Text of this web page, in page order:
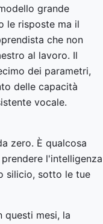
grande
le risposte ma il
che non
al lavoro. Il
dei parametri,
delle capacità
vocale.
zero. È qualcosa
l'intelligenza
silicio, sotto le tue
questi mesi, la